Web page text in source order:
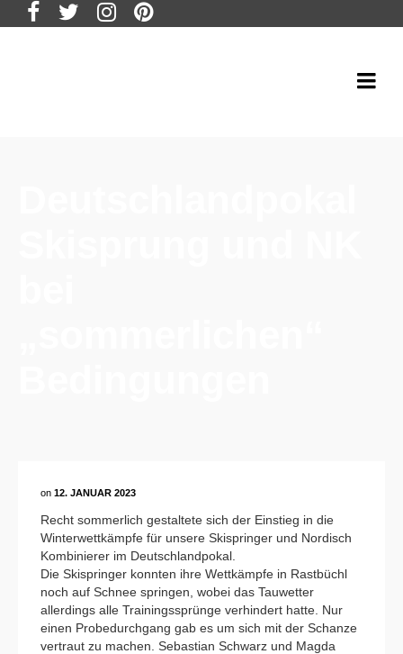
on 12. JANUAR 2023
Recht sommerlich gestaltete sich der Einstieg in die
Winterwettkämpfe für unsere Skispringer und Nordisch
Kombinierer im Deutschlandpokal.
Die Skispringer konnten ihre Wettkämpfe in Rastbüchl
noch auf Schnee springen, wobei das Tauwetter
allerdings alle Trainingssprünge verhindert hatte. Nur
einen Probedurchgang gab es um sich mit der Schanze
vertraut zu machen. Sebastian Schwarz und Magda